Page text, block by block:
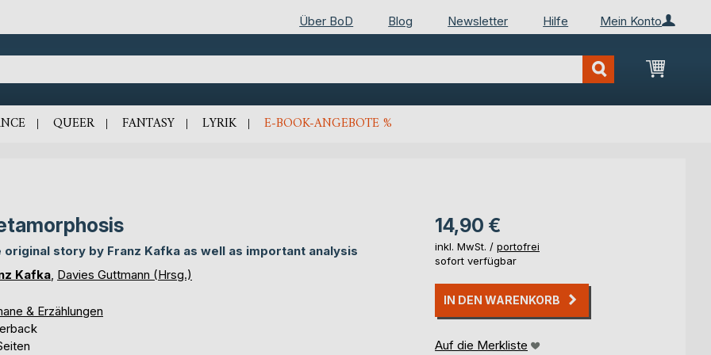
Mein Konto
Über BoD Blog Newsletter Hilfe
Mein
QUEER FANTASY LYRIK E-BOOK-ANGEBOTE %
original story by Franz Kafka as well as important analysis
Kafka Davies Guttmann (Hrsg.)
& Erzählungen
14,90 €
inkl. MwSt. / portofrei
sofort verfügbar
IN DEN WARENKORB
Auf die Merkliste